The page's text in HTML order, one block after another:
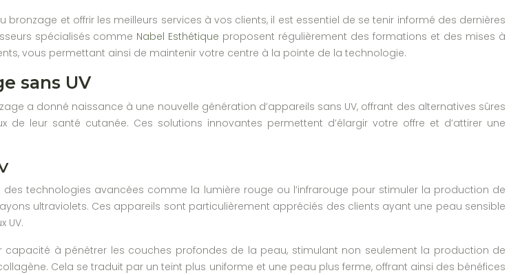
bronzage et offrir les meilleurs services à vos clients, il est essentiel de se tenir informé des dernières
spécialisés comme Nabel Esthétique proposent régulièrement des formations et des mises à
vous permettant ainsi de maintenir votre centre à la pointe de la technologie.
sans UV
a donné naissance à une nouvelle génération d’appareils sans UV, offrant des alternatives sûres
de leur santé cutanée. Ces solutions innovantes permettent d’élargir votre offre et d’attirer une
des technologies avancées comme la lumière rouge ou l’infrarouge pour stimuler la production de
ultraviolets. Ces appareils sont particulièrement appréciés des clients ayant une peau sensible
UV.
capacité à pénétrer les couches profondes de la peau, stimulant non seulement la production de
Cela se traduit par un teint plus uniforme et une peau plus ferme, offrant ainsi des bénéfices